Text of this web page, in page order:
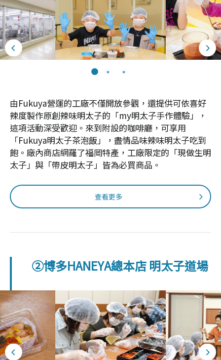
由Fukuya營運的工廠不僅開放參觀，還提供可依喜好
辣度製作原創辣味明太子的「my明太子手作體驗」，
這項活動深受歡迎。來到附設的咖啡廳，可享用
「Fukuya明太子茶泡飯」，盡情品味辣味明太子吃到
飽。廠內商店網羅了福岡特產，工廠限定的「現做生明
太子」與「帶皮明太子」皆為必買商品。
查看更多
②博多HANEYA總本店 明太子道場